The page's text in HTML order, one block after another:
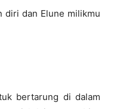
diri dan Elune milikmu
bertarung di dalam